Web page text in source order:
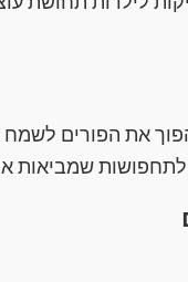
את הפורים
שמביאות